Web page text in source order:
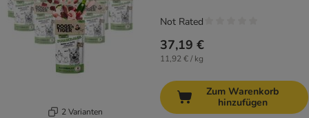
2 Varianten
37,19 €
11,92 € / kg
Not Rated
Zum Warenkorb
hinzufügen